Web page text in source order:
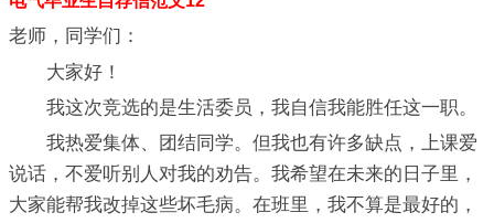
老师，同学们：
大家好！
我这次竞选的是生活委员，我自信我能胜任这一职。
我热爱集体、团结同学。但我也有许多缺点，上课爱
说话，不爱听别人对我的劝告。我希望在未来的日子里，
大家能帮我改掉这些坏毛病。在班里，我不算是最好的，